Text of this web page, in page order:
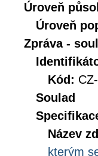
Úroveň
Úroveň
Zpráva -
Kód:
Soulad
Název
kterým